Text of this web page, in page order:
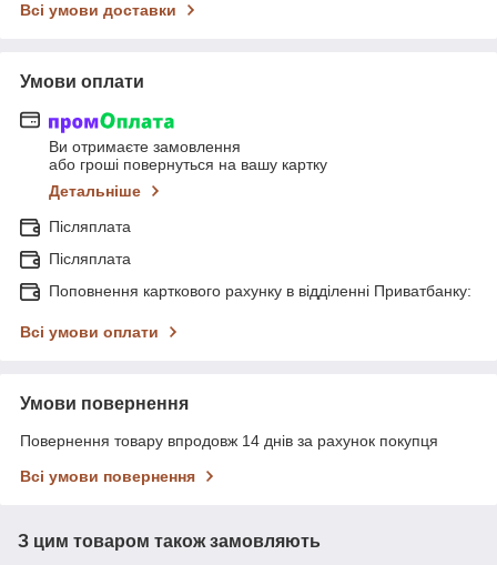
Всі умови доставки
Умови оплати
Ви отримаєте замовлення
або гроші повернуться на вашу картку
Детальніше
Післяплата
Післяплата
Поповнення карткового рахунку в відділенні Приватбанку:
Всі умови оплати
Умови повернення
Повернення товару впродовж 14 днів за рахунок покупця
Всі умови повернення
З цим товаром також замовляють